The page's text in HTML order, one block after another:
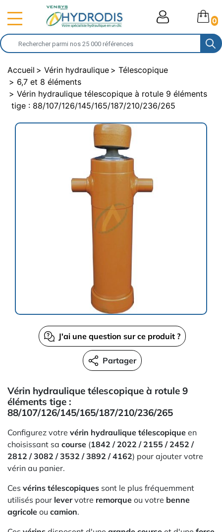
0
Accueil Vérin hydraulique
Télescopique
6,7 et 8 éléments
Vérin hydraulique télescopique à rotule 9 éléments
tige : 88/107/126/145/165/187/210/236/265
J'ai une question sur ce produit ?
Partager
Vérin hydraulique télescopique à rotule 9
éléments tige :
88/107/126/145/165/187/210/236/265
Configurez votre vérin hydraulique télescopique en
choisissant sa course (1842 / 2022 / 2155 / 2452 /
2812 / 3082 / 3532 / 3892 / 4162) pour ajouter votre
vérin au panier.
Ces vérins télescopiques sont le plus fréquemment
utilisés pour levervotre remorque ou votre benne
agricole ou camion.